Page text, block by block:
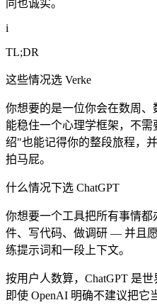
同也诚实。
i
TL;DR
这些情况选 Verke
你想要的是一位你会在数周
能稳住一个心理学框架，不
绍"也能记得你的整段旅程，
拍马屁。
什么情况下选 ChatGPT
你想要一个工具把所有事情
件、写代码、做调研 — 并且
练提示词和一段上下文。
按用户人数算，ChatGPT 是
即使 OpenAI 明确不建议把它